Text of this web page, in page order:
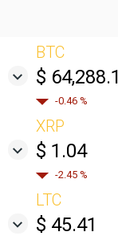
BTC
$ 64,288.1
-0.46 %
XRP
$ 1.04
-2.45 %
LTC
$ 45.41